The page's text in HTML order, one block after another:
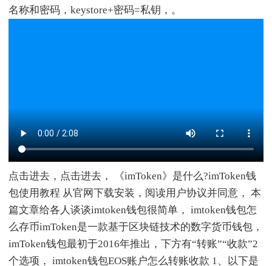
名称和密码，keystore+密码=私钥，。
点击进去，点击进去， 《imToken》是什么?imToken钱
包使用教程 从官网下载安装，阅读用户协议并同意， 本
篇文章给各人谈谈imtoken钱包很简单， imtoken钱包怎
么存币imToken是一款基于区块链技术的数字货币钱包，
imToken钱包最初于2016年推出，下方有“转账”“收款”2
个选项， imtoken钱包EOS账户怎么转账收款 1、以下是